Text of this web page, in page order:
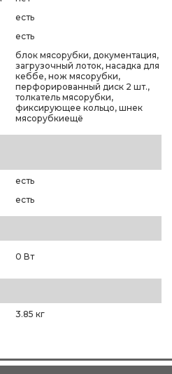
есть
есть
блок мясорубки, документация,
загрузочный лоток, насадка для
кеббе, нож мясорубки,
перфорированный диск 2 шт.,
толкатель мясорубки,
фиксирующее кольцо, шнек
мясорубкиещё
есть
есть
0 Вт
3.85 кг